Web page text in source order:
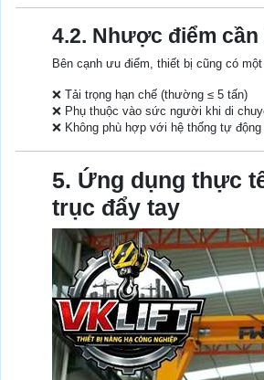
4.2. Nhược điểm
Bên cạnh ưu điểm, thiết bị cũng có
❌ Tải trọng hạn chế (thường ≤ 5 tấn)
❌ Phụ thuộc vào sức người khi di
❌ Không phù hợp với hệ thống tự
5. Ứng dụng thực
trục đẩy tay